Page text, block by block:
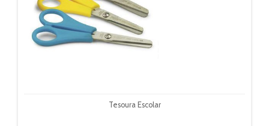
Tesoura Escolar